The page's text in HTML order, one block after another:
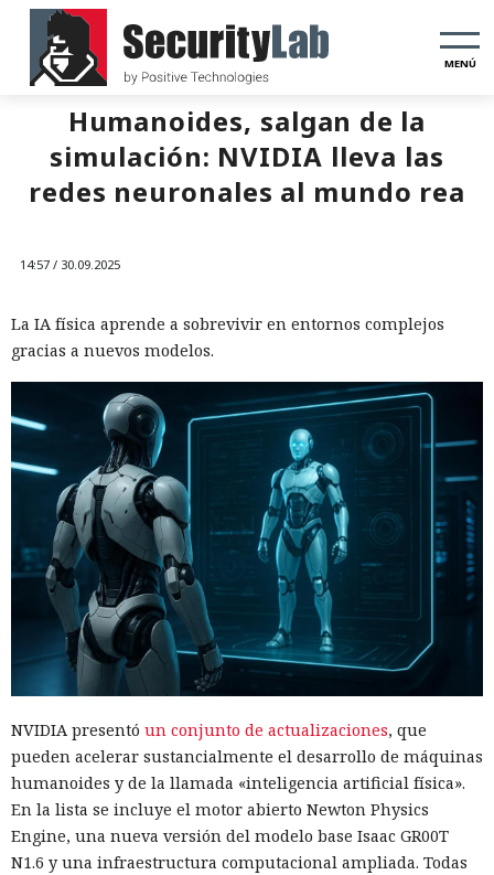
MENÚ
Humanoides, salgan de la
simulación: NVIDIA lleva las
redes neuronales al mundo rea
14:57 / 30.09.2025
La IA física aprende a sobrevivir en entornos complejos
gracias a nuevos modelos.
NVIDIA presentó un conjunto de actualizaciones, que
pueden acelerar sustancialmente el desarrollo de máquinas
humanoides y de la llamada «inteligencia artificial física».
En la lista se incluye el motor abierto Newton Physics
Engine, una nueva versión del modelo base Isaac GR00T
N1.6 y una infraestructura computacional ampliada. Todas